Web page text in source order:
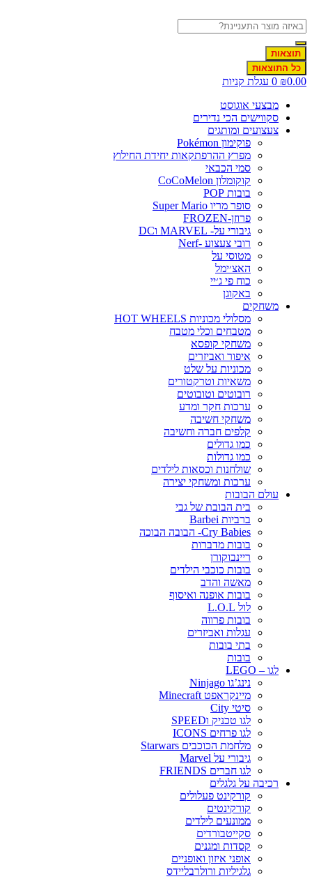
תוצאות
כל התוצאות
₪0.00
0 עגלת קניות
מבצעי אוגוסט
סקווישים הכי נדירים
צעצועים ומותגים
פוקימון Pokémon
מפרץ ההרפתקאות יחידת החילוץ
סמי הכבאי
קוקומלון CoCoMelon
בובות POP
סופר מריו Super Mario
פרוזן-FROZEN
גיבורי על- MARVEL וDC
רובי צעצוע -Nerf
מטוסי על
האצ׳ימל
כוח פי ג׳יי
באקוגן
משחקים
מסלולי מכוניות HOT WHEELS
מטבחים וכלי מטבח
משחקי קופסא
איפור ואביזרים
מכוניות על שלט
משאיות וטרקטורים
רובוטים וטובוטים
ערכות חקר ומדע
משחקי חשיבה
קלפים חברה וחשיבה
כמו גדולים
כמו גדולות
שולחנות וכסאות לילדים
ערכות ומשחקי יצירה
עולם הבובות
בית הבובת של גבי
ברביות Barbei
Cry Babies- הבובה הבוכה
בובות מדברות
ריינבוקורן
בובות כוכבי הילדים
מאשה והדב
בובות אופנה ואיסוף
לול L.O.L
בובות פרווה
עגלות ואביזרים
בתי בובות
בובות
לגו – LEGO
נינג’גו Ninjago
מיינקראפט Minecraft
סיטי City
לגו טכניק וSPEED
לגו פרחים ICONS
מלחמת הכוכבים Starwars
גיבורי על Marvel
לגו חברים FRIENDS
רכיבה על גלגלים
קורקינט פעלולים
קורקינטים
ממונעים לילדים
סקייטבורדים
קסדות ומגנים
אופני איזון ואופניים
גלגיליות ורולרבליידס